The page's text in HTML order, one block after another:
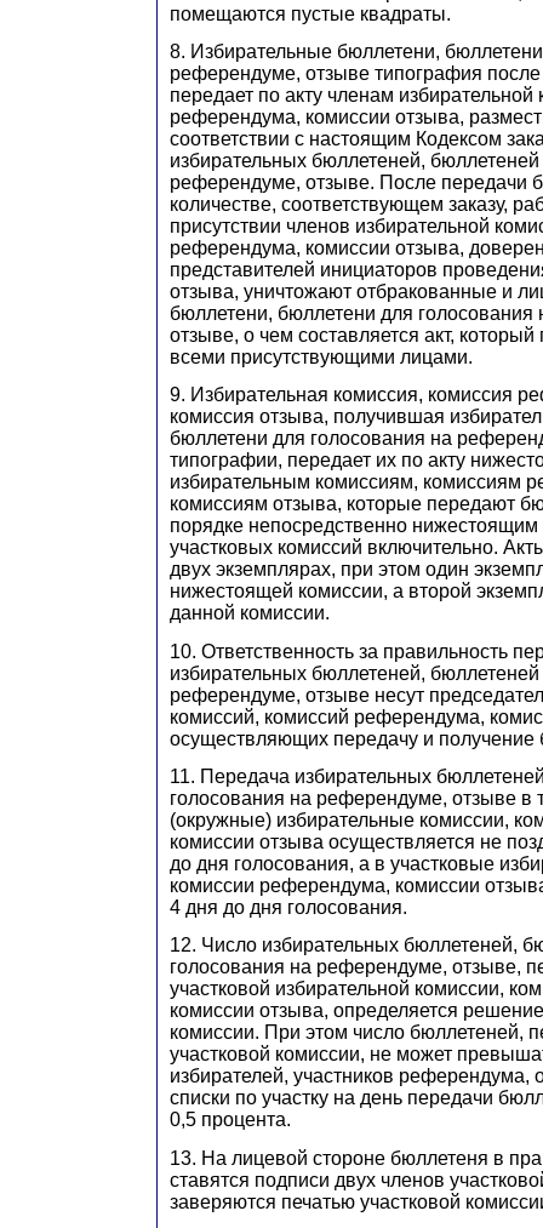
помещаются пустые квадраты.
8. Избирательные бюллетени,
референдуме, отзыве типография
передает по акту членам избирательной
референдума, комиссии отзыва,
соответствии с настоящим Кодексом
избирательных бюллетеней,
референдуме, отзыве. После передачи
количестве, соответствующем заказу,
присутствии членов избирательной
референдума, комиссии отзыва,
представителей инициаторов
отзыва, уничтожают отбракованные и
бюллетени, бюллетени для
отзыве, о чем составляется акт,
всеми присутствующими лицами.
9. Избирательная комиссия, комиссия
комиссия отзыва, получившая
бюллетени для голосования на
типографии, передает их по акту
избирательным комиссиям, комиссиям
комиссиям отзыва, которые передают
порядке непосредственно
участковых комиссий включительно.
двух экземплярах, при этом один
нижестоящей комиссии, а второй
данной комиссии.
10. Ответственность за правильность
избирательных бюллетеней,
референдуме, отзыве несут
комиссий, комиссий референдума,
осуществляющих передачу и получение
11. Передача избирательных
голосования на референдуме, отзыве в
(окружные) избирательные комиссии,
комиссии отзыва осуществляется не
до дня голосования, а в участковые
комиссии референдума, комиссии
4 дня до дня голосования.
12. Число избирательных бюллетеней,
голосования на референдуме, отзыве,
участковой избирательной комиссии,
комиссии отзыва, определяется
комиссии. При этом число бюллетеней,
участковой комиссии, не может
избирателей, участников референдума,
списки по участку на день передачи
0,5 процента.
13. На лицевой стороне бюллетеня в
ставятся подписи двух членов
заверяются печатью участковой